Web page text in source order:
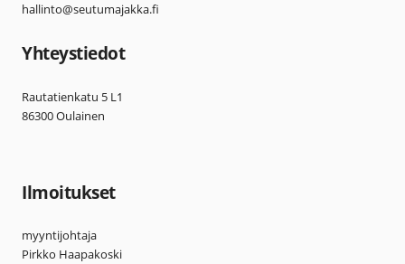
hallinto@seutumajakka.fi
Yhteystiedot
Rautatienkatu 5 L1
86300 Oulainen
Ilmoitukset
myyntijohtaja
Pirkko Haapakoski